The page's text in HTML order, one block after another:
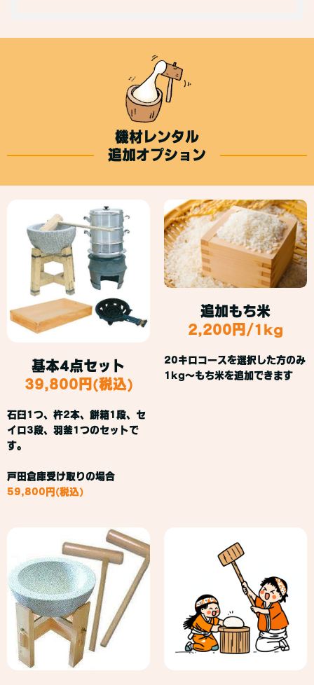
機材レンタル
追加オプション
基本4点セット
39,800円(税込)
石臼1つ、杵2本、餅箱1段、セ
イロ3段、羽釜1つのセットで
す。
戸田倉庫受け取りの場合
59,800円(税込)
追加もち米
2,200円/1kg
20キロコースを選択した方のみ
1kg～もち米を追加できます